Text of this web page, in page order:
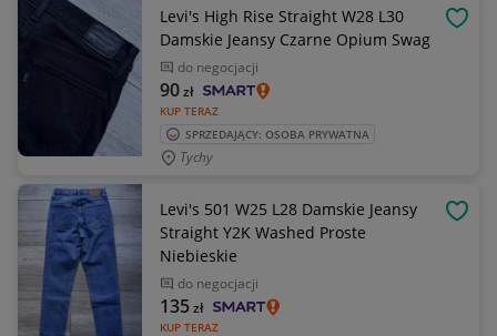
Levi's High Rise Straight W28 L30
Damskie Jeansy Czarne Opium Swag
do negocjacji
KUP TERAZ
90zł
SPRZEDAJĄCY: OSOBA PRYWATNA
Tychy
Levi's 501 W25 L28 Damskie Jeansy
Straight Y2K Washed Proste
Niebieskie
do negocjacji
KUP TERAZ
135zł